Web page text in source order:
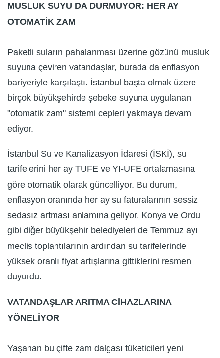
MUSLUK SUYU DA DURMUYOR: HER AY
OTOMATİK ZAM
Paketli suların pahalanması üzerine gözünü musluk
suyuna çeviren vatandaşlar, burada da enflasyon
bariyeriyle karşılaştı. İstanbul başta olmak üzere
birçok büyükşehirde şebeke suyuna uygulanan
"otomatik zam" sistemi cepleri yakmaya devam
ediyor.
İstanbul Su ve Kanalizasyon İdaresi (İSKİ), su
tarifelerini her ay TÜFE ve Yİ-ÜFE ortalamasına
göre otomatik olarak güncelliyor. Bu durum,
enflasyon oranında her ay su faturalarının sessiz
sedasız artması anlamına geliyor. Konya ve Ordu
gibi diğer büyükşehir belediyeleri de Temmuz ayı
meclis toplantılarının ardından su tarifelerinde
yüksek oranlı fiyat artışlarına gittiklerini resmen
duyurdu.
VATANDAŞLAR ARITMA CİHAZLARINA
YÖNELİYOR
Yaşanan bu çifte zam dalgası tüketicileri yeni